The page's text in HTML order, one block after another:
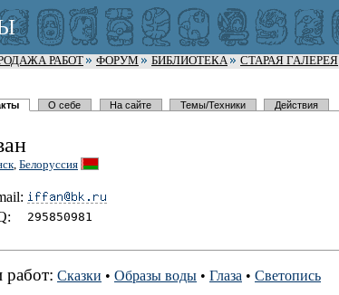
РАБОТ ФОРУМ БИБЛИОТЕКА
СТАРАЯ ГАЛЕРЕЯ
О себе На сайте Темы/Техники Действия
, Белоруссия
295850981
работ: Сказки • Образы воды • Глаза • Светопись